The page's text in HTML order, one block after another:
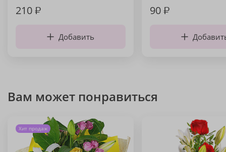
210₽
Добавить
90₽
Вам может понравиться
Хит продаж